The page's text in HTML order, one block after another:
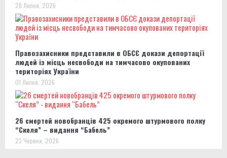
28 Липня, 2026
Правозахисники представили в ОБСЄ докази депортації
людей із місць несвободи на тимчасово окупованих
територіях України
01 Липня, 2026
26 смертей новобранців 425 окремого штурмового полку
“Скеля” – видання “Бабель”
23 Червня, 2026